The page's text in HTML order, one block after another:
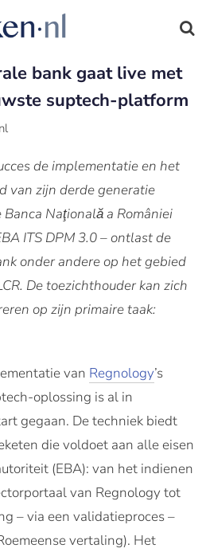
bank gaat live met
suptech-platform
de implementatie en het
van zijn derde generatie
Naţională a României
ITS DPM 3.0 – ontlast de
onder andere op het gebied
De toezichthouder kan zich
op zijn primaire taak:
van Regnology’s
oplossing is al in
gegaan. De techniek biedt
die voldoet aan alle eisen
(EBA): van het indienen
van Regnology tot
– via een validatieproces –
vertaling). Het